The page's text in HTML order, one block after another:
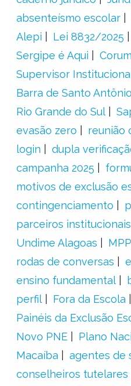
absenteísmo escolar
Alepi
Lei 8832/2025
Sergipe é Aqui
Supervisor
Barra de Santo Antônio
Rio Grande do Sul
evasão zero
reunião
login
dupla
campanha 2025
motivos de exclusão
contingenciamento
parceiros institucionais
Undime Alagoas
rodas de conversas
ensino fundamental
perfil
Fora da Escola
Painéis da Exclusão
Novo PNE
Plano
Macaíba
agentes de
conselheiros tutelares